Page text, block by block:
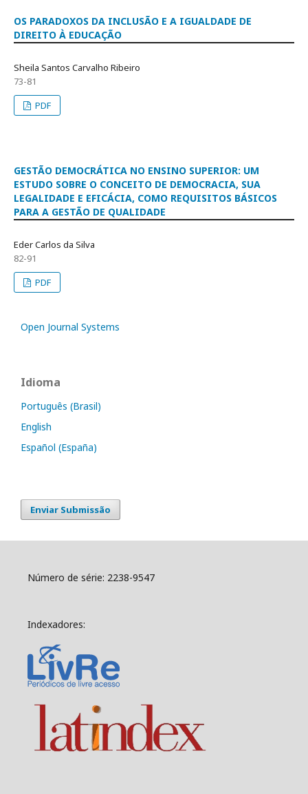
OS PARADOXOS DA INCLUSÃO E A IGUALDADE DE
DIREITO À EDUCAÇÃO
Sheila Santos Carvalho Ribeiro
73-81
PDF
GESTÃO DEMOCRÁTICA NO ENSINO SUPERIOR: UM
ESTUDO SOBRE O CONCEITO DE DEMOCRACIA, SUA
LEGALIDADE E EFICÁCIA, COMO REQUISITOS BÁSICOS
PARA A GESTÃO DE QUALIDADE
Eder Carlos da Silva
82-91
PDF
Open Journal Systems
Idioma
Português (Brasil)
English
Español (España)
Enviar Submissão
Número de série: 2238-9547
Indexadores: